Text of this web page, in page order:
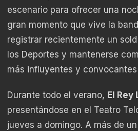
escenario para ofrecer una
gran momento que vive la
registrar recientemente un
los Deportes y mantenerse
más influyentes y
Durante todo el verano, El Rey
presentándose en el Teatro
jueves a domingo. A más de